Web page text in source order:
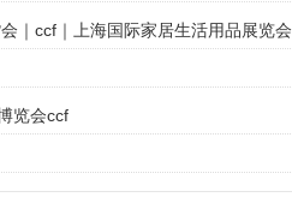
｜ccf｜上海国际家居生活用品展览会
览会ccf